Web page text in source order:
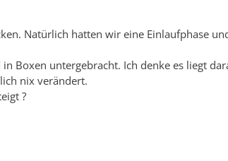
Natürlich hatten wir eine Einlaufphase
Boxen untergebracht. Ich denke es liegt
nix verändert.
?